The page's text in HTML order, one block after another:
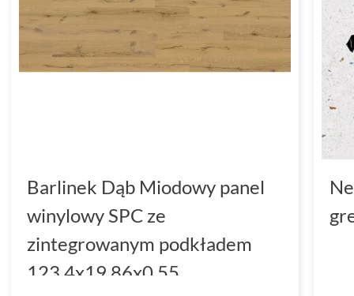
Barlinek Dąb Miodowy panel
winylowy SPC ze
zintegrowanym podkładem
123.4x19.86x0.55